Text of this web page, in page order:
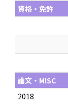
資格・免許
論文・MISC
2018